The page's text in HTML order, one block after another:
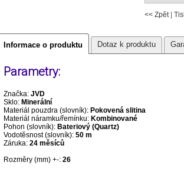
<< Zpět|
Informace o produktu Dotaz k produktu
Parametry:
Značka: JVD
Sklo: Minerální
Materiál pouzdra (slovník): Pokovená slitina
Materiál náramku/řemínku: Kombinované
Pohon (slovník): Bateriový (Quartz)
Vodotěsnost (slovník): 50 m
Záruka: 24 měsíců
Rozměry (mm) +-: 26